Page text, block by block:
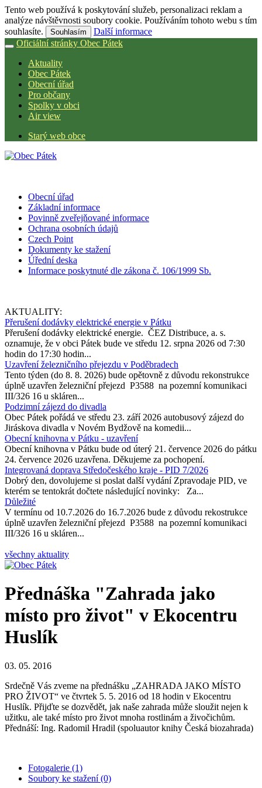
Tento web používá k poskytování služeb, personalizaci reklam a
analýze návštěvnosti soubory cookie. Používáním tohoto webu s tím
souhlasíte.
Souhlasím
Další informace
Oficiální stránky Obec Pátek
Aktuality
Obec Pátek
Obecní úřad
Pro občany
Spolky v obci
Air view
Starý web obce
Obecní úřad
Základní informace
Povinně zveřejňované informace
Ochrana osobních údajů
Czech Point
Dokumenty ke stažení
Úřední deska
Informace poskytnuté dle zákona č. 106/1999 Sb.
AKTUALITY:
Přerušení dodávky elektrické energie v Pátku
Přerušení dodávky elektrické energie. ČEZ Distribuce, a. s.
oznamuje, že v obci Pátek bude ve středu 12. srpna 2026 od 7:30
hodin do 17:30 hodin...
Uzavření železničního přejezdu v Poděbradech
Tento týden (do 8. 8. 2026) bude opětovně z důvodu rekonstrukce
úplně uzavřen železniční přejezd P3588 na pozemní komunikaci
III/326 16 u skláren...
Podzimní zájezd do divadla
Obec Pátek pořádá ve středu 23. září 2026 autobusový zájezd do
Jiráskova divadla v Novém Bydžově na komedii...
Obecní knihovna v Pátku - uzavření
Obecní knihovna v Pátku bude od úterý 21. července 2026 do pátku
24. července 2026 uzavřena. Děkujeme za pochopení.
Integrovaná doprava Středočeského kraje - PID 7/2026
Dobrý den, dovolujeme si poslat další vydání Zpravodaje PID, ve
kterém se tentokrát dočtete následující novinky: Za...
Důležité
V termínu od 10.7.2026 do 16.7.2026 bude z důvodu rekostrukce
úplně uzavřen železniční přejezd P3588 na pozemní komunikaci
III/326 16 u skláren...
všechny aktuality
Přednáška "Zahrada jako
místo pro život" v Ekocentru
Huslík
03. 05. 2016
Srdečně Vás zveme na přednášku „ZAHRADA JAKO MÍSTO
PRO ŽIVOT“ ve čtvrtek 5. 5. 2016 od 18 hodin v Ekocentru
Huslík. Přijďte se dozvědět, jak naše zahrada může sloužit nejen k
užitku, ale také místo pro život mnoha rostlinám a živočichům.
Přednáší: Ing. Radomil Hradil (spoluautor knihy Česká biozahrada)
Fotogalerie (1)
Soubory ke stažení (0)